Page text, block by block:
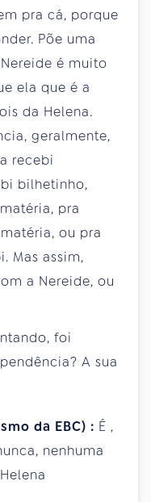
pra cá, porque
Põe uma
é muito
ela que é a
da Helena.
geralmente,
recebi
bilhetinho,
pra
ou pra
Mas assim,
a Nereide, ou
foi
A sua
da EBC) : É ,
nenhuma